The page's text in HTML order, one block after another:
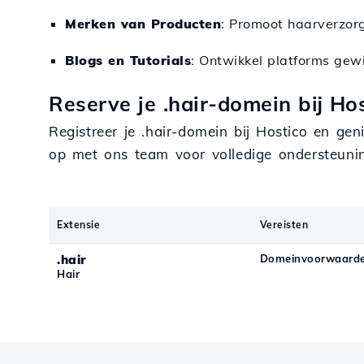
Merken van Producten: Promoot
Blogs en Tutorials: Ontwikkel platforms
Reserve je .hair-domein bij
Registreer je .hair-domein bij Hostico en
op met ons team voor volledige
Extensie Vereisten
.hair
Hair